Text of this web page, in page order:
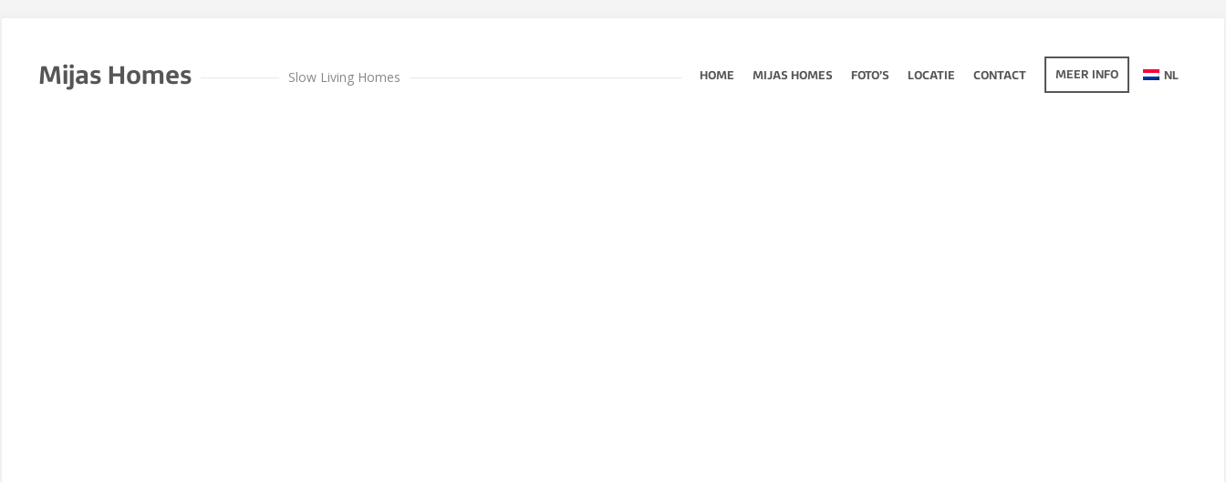
Mijas Homes Slow Living Homes HOME MIJAS HOMES FOTO’S LOCATIE CONTACT MEER INFO NL